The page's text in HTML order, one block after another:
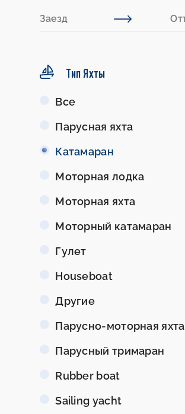
Тип Яхты
Все
Парусная яхта
Катамаран
Моторная лодка
Моторная яхта
Моторный катамаран
Гулет
Houseboat
Другие
Парусно-моторная яхта
Парусный тримаран
Rubber boat
Sailing yacht